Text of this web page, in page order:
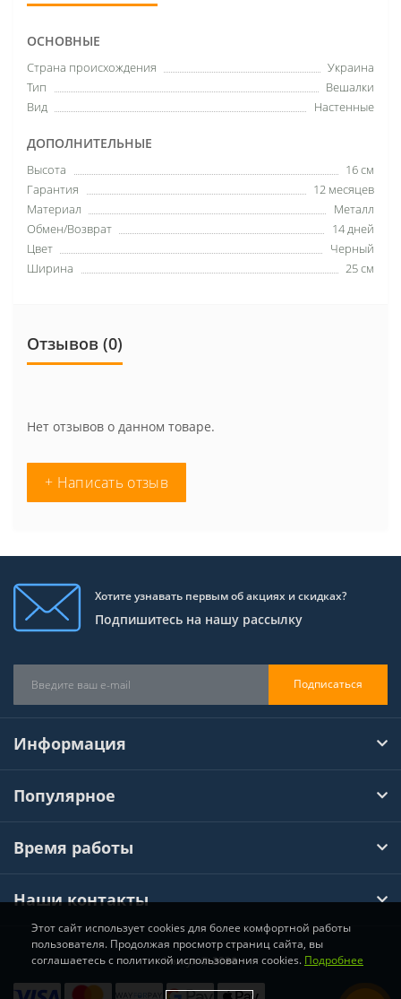
ОСНОВНЫЕ
Страна происхождения
Украина
Тип
Вешалки
Вид
Настенные
ДОПОЛНИТЕЛЬНЫЕ
Высота
16 см
Гарантия
12 месяцев
Материал
Металл
Обмен/Возврат
14 дней
Цвет
Черный
Ширина
25 см
Отзывов (0)
Нет отзывов о данном товаре.
+ Написать отзыв
Хотите узнавать первым об акциях и скидках?
Подпишитесь на нашу рассылку
Подписаться
Информация
Популярное
Время работы
Наши контакты
Хімтул © 2026
Этот сайт использует cookies для более комфортной работы
пользователя. Продолжая просмотр страниц сайта, вы
соглашаетесь с политикой использования cookies. Подробнее